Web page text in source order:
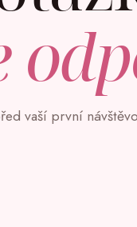
vaší první